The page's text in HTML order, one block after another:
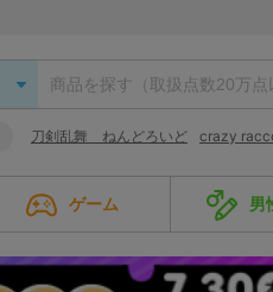
刀剣乱舞 ねんどろいど crazy
ゲーム 男